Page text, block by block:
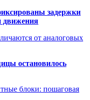
задержки
движения
от аналоговых
остановилось
блоки: пошаговая